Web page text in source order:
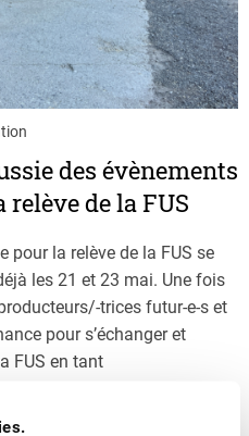
des évènements
relève de la FUS
pour la relève de la FUS se
les 21 et 23 mai. Une fois
trices futur-e-s et
pour s’échanger et
FUS en tant